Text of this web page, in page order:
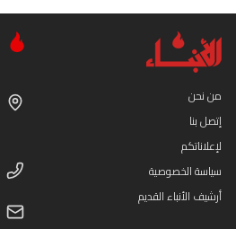
من نحن
إتصل بنا
لإعلاناتكم
سياسة الخصوصية
أرشيف الأنباء القديم